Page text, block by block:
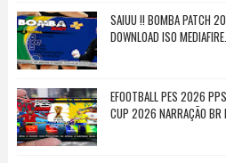
SAIUU !! BOMBA PATCH
DOWNLOAD ISO MEDIAFIRE.
EFOOTBALL PES 2026
CUP 2026 NARRAÇÃO BR